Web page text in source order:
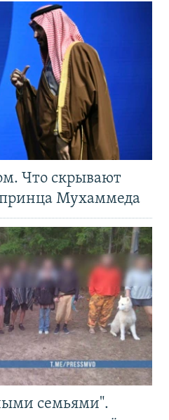
Что скрывают
Мухаммеда
семьями".